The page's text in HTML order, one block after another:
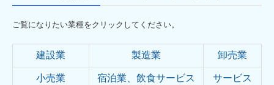
ご覧になりたい業種をクリックしてください。
建設業 製造業 卸売業
小売業
宿泊業、飲食サービス
サービス